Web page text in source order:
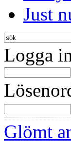
Just
Logga
Glömt